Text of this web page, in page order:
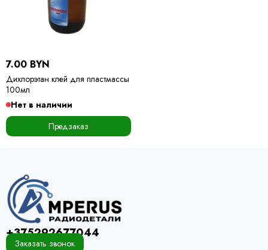
7.00 BYN
Дихлорэтан клей для пластмассы
100мл
Нет в наличии
Предзаказ
+375292677044
Заказать звонок